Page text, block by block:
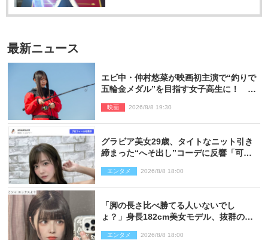
最新ニュース
エビ中・仲村悠菜が映画初主演で“釣りで
五輪金メダル”を目指す女子高生に！ 映
映画 2026/8/8 19:30
グラビア美女29歳、タイトなニット引き
締まった“へそ出し”コーデに反響「可愛
エンタメ 2026/8/8 18:00
「脚の長さ比べ勝てる人いないでし
ょ？」身長182cm美女モデル、抜群のプ
エンタメ 2026/8/8 18:00